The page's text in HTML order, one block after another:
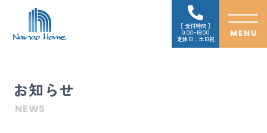
受付時間
9:00~18:00
定休日：土日祝
お知らせ
NEWS